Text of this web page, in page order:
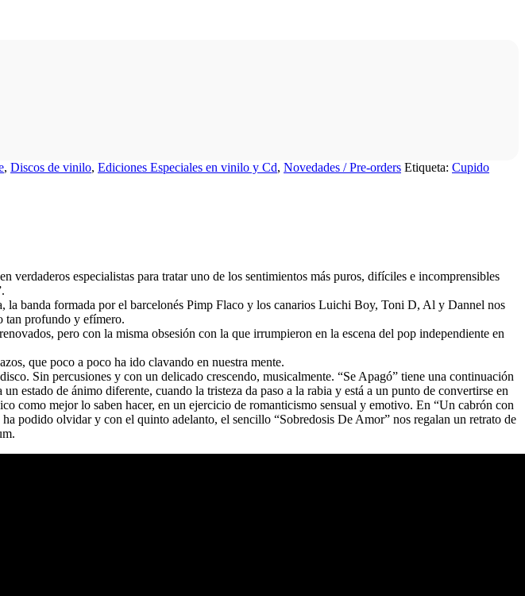
, Discos de vinilo, Ediciones Especiales en vinilo y Cd, Novedades / Pre-orders Etiqueta: Cupido
especialistas para tratar uno de los sentimientos más puros, difíciles e incomprensibles
la banda formada por el barcelonés Pimp Flaco y los canarios Luichi Boy, Toni D, Al y Dannel nos
tan profundo y efímero.
pero con la misma obsesión con la que irrumpieron en la escena del pop independiente en
que poco a poco ha ido clavando en nuestra mente.
Sin percusiones y con un delicado crescendo, musicalmente. “Se Apagó” tiene una continuación
estado de ánimo diferente, cuando la tristeza da paso a la rabia y está a un punto de convertirse en
como mejor lo saben hacer, en un ejercicio de romanticismo sensual y emotivo. En “Un cabrón con
podido olvidar y con el quinto adelanto, el sencillo “Sobredosis De Amor” nos regalan un retrato de